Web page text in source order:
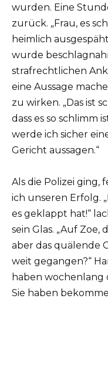
wurden. Eine
zurück. „Frau, es
heimlich
wurde
strafrechtlichen
eine Aussage
zu wirken. „Das ist
dass es so schlimm
werde ich sicher
Gericht aussagen.“
Als die Polizei ging,
ich unseren Erfolg.
es geklappt hat!“
sein Glas. „Auf Zoe,
aber das quälende
weit gegangen?“
haben wochenlang
Sie haben